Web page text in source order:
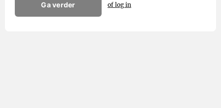
Ga verder of log in